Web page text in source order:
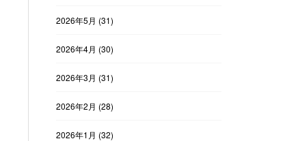
2026年5月 (31)
2026年4月 (30)
2026年3月 (31)
2026年2月 (28)
2026年1月 (32)